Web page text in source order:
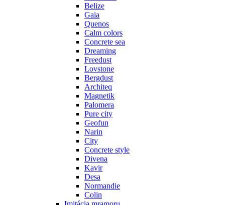
Belize
Gaia
Quenos
Calm colors
Concrete sea
Dreaming
Freedust
Lovstone
Bergdust
Architeq
Magnetik
Palomera
Pure city
Geofun
Narin
City
Concrete style
Divena
Kavir
Desa
Normandie
Colin